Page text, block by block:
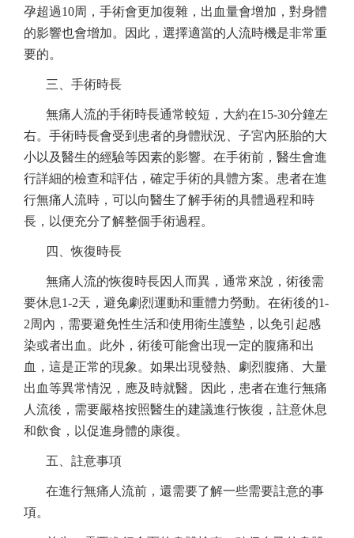
孕超過10周，手術會更加復雜，出血量會增加，對身體
的影響也會增加。因此，選擇適當的人流時機是非常重
要的。
三、手術時長
無痛人流的手術時長通常較短，大約在15-30分鐘左
右。手術時長會受到患者的身體狀況、子宮內胚胎的大
小以及醫生的經驗等因素的影響。在手術前，醫生會進
行詳細的檢查和評估，確定手術的具體方案。患者在進
行無痛人流時，可以向醫生了解手術的具體過程和時
長，以便充分了解整個手術過程。
四、恢復時長
無痛人流的恢復時長因人而異，通常來說，術後需
要休息1-2天，避免劇烈運動和重體力勞動。在術後的1-
2周內，需要避免性生活和使用衛生護墊，以免引起感
染或者出血。此外，術後可能會出現一定的腹痛和出
血，這是正常的現象。如果出現發熱、劇烈腹痛、大量
出血等異常情況，應及時就醫。因此，患者在進行無痛
人流後，需要嚴格按照醫生的建議進行恢復，註意休息
和飲食，以促進身體的康復。
五、註意事項
在進行無痛人流前，還需要了解一些需要註意的事
項。